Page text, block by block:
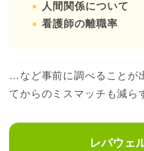
人間関係について
看護師の離職率
…など事前に調べることが
てからのミスマッチも減ら
レバウェ